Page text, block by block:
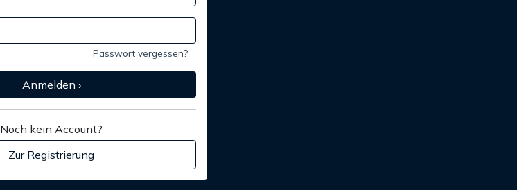
Passwort vergessen?
Anmelden ›
Noch kein Account?
Zur Registrierung